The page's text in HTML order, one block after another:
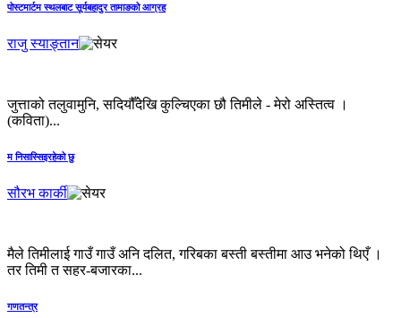
पोस्टमार्टम स्थलबाट सूर्यबहादुर तामाङको आग्रह
राजु स्याङ्तान
जुत्ताको तलुवामुनि, सदियौँदेखि कुल्चिएका छौ तिमीले - मेरो अस्तित्व ।
(कविता)...
म निसास्सिइरहेको छु
सौरभ कार्की
मैले तिमीलाई गाउँ गाउँ अनि दलित, गरिबका बस्ती बस्तीमा आउ भनेको थिएँ ।
तर तिमी त सहर-बजारका...
गणतन्त्र